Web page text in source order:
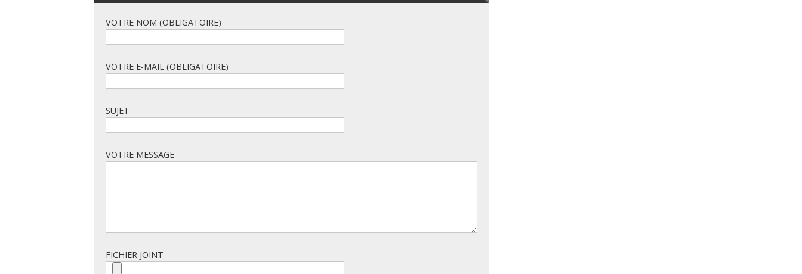
VOTRE NOM (OBLIGATOIRE)
VOTRE E-MAIL (OBLIGATOIRE)
SUJET
VOTRE MESSAGE
FICHIER JOINT